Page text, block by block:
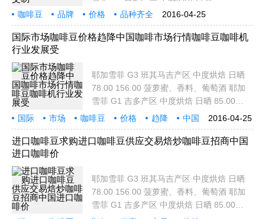
170.00 蓝莓，蜂蜜，紫色水果，柑橘调 耶
加雪菲 G1 艾瑞加 浅度烘焙 日晒 95.00
190.00 淡发酵酒香，甜橘，香料，蜜糖甜
2016-04-25
咖啡豆 品牌 价格
品种齐全
价格优惠
中国 咖啡 交易 耶
国际市场咖啡豆价格趋降中国咖啡市场行情咖啡豆咖啡机
行业发展受
耶加雪菲 G3 班其马吉产区 中度烘焙 日晒
78.00 156.00 菠萝蜜、香料、葡萄酒 耶加
雪菲 G1 吉多产区 中度烘焙 日晒 85.00
170.00 蓝莓，蜂蜜，紫色水果，柑橘调 耶
加雪菲 G1 艾瑞加 浅度烘焙 日晒 95.00
190.00 淡发酵酒香，甜橘，香料，蜜糖甜
2016-04-25
国际 市场 咖啡豆 价格 趋降
中国
咖啡
市场行情 咖啡机
进口咖啡豆求购进口咖啡豆供应交易焙炒咖啡豆招商中国
进口咖啡价
耶加雪菲 G3 班其马吉产区 中度烘焙 日晒
78.00 156.00 菠萝蜜、香料、葡萄酒 耶加
雪菲 G1 吉多产区 中度烘焙 日晒 85.00